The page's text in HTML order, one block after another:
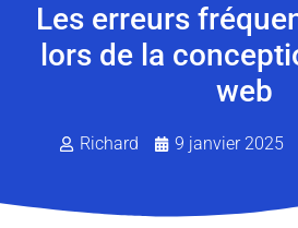
Les erreurs
lors de la
web
Richard 9 janvier 2025